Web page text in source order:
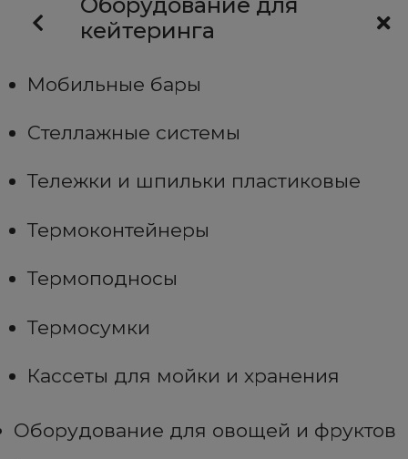
кейтеринга
Мобильные бары
Стеллажные системы
Тележки и шпильки пластиковые
Термоконтейнеры
Термоподносы
Термосумки
Кассеты для мойки и хранения
Оборудование для овощей и фруктов